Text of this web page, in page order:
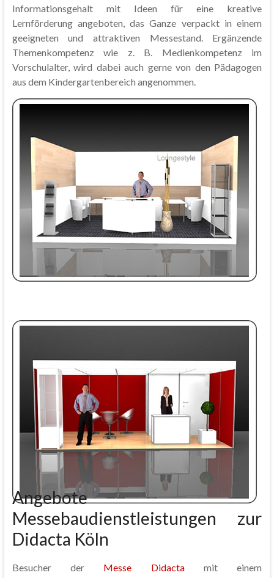
Informationsgehalt mit Ideen für eine kreative
Lernförderung angeboten, das Ganze verpackt in einem
geeigneten und attraktiven Messestand. Ergänzende
Themenkompetenz wie z. B. Medienkompetenz im
Vorschulalter, wird dabei auch gerne von den Pädagogen
aus dem Kindergartenbereich angenommen.
Angebote
Messebaudienstleistungen zur
Didacta Köln
Besucher der Messe Didactamit einem